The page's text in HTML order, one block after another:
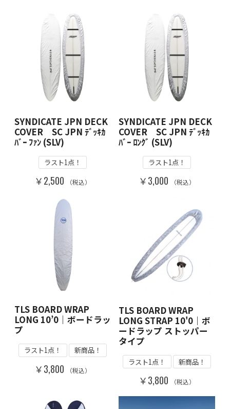
SYNDICATE JPN DECK
COVER SC JPN ﾃﾞｯｷｶ
ﾊﾞｰ ﾌｧﾝ (SLV)
ラスト1点！
￥2,500 （税込）
SYNDICATE JPN DECK
COVER SC JPN ﾃﾞｯｷｶ
ﾊﾞｰ ﾛﾝｸﾞ (SLV)
ラスト1点！
￥3,000 （税込）
TLS BOARD WRAP
LONG 10’0｜ボードラッ
プ
ラスト1点！ 新商品！
￥3,800 （税込）
TLS BOARD WRAP
LONG STRAP 10'0｜ボ
ードラップ ストッパー
タイプ
ラスト1点！ 新商品！
￥3,800 （税込）